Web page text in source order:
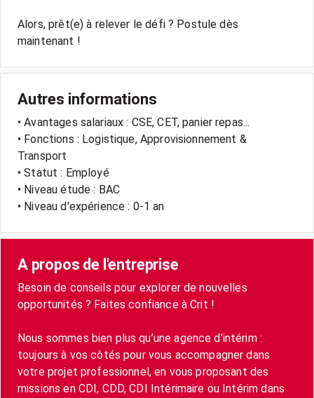
Alors, prêt(e) à relever le défi ? Postule dès
maintenant !
Autres informations
• Avantages salariaux : CSE, CET, panier repas...
• Fonctions : Logistique, Approvisionnement &
Transport
• Statut : Employé
• Niveau étude : BAC
• Niveau d'expérience : 0-1 an
A propos de l'entreprise
Besoin de conseils pour explorer de nouvelles
opportunités ? Faites confiance à Crit !
Nous sommes bien plus qu’une agence d’intérim :
toujours à vos côtés pour vous accompagner dans
votre projet professionnel, en vous proposant des
missions en CDI, CDD, CDI Intérimaire ou Intérim dans